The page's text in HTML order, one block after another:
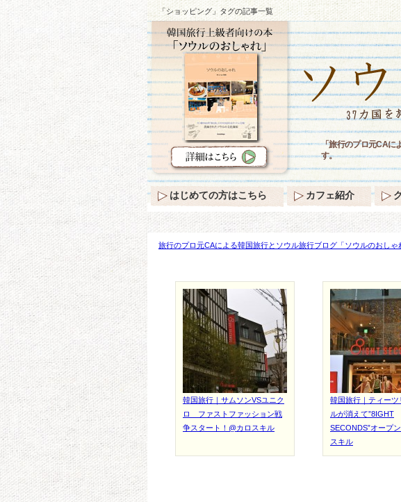
「ショッピング」タグの記事一覧
旅行のプロ元CAによる韓国旅行とソウル旅行ブログ「ソウルのおしゃ
韓国旅行｜サムソンVSユニク
ロ ファストファッション戦
争スタート！@カロスキル
韓国旅行｜ティーツ
ルが消えて”8IGHT
SECONDS”オープ
スキル
「旅行のプロ元CAに
す。
はじめての方はこちら カフェ紹介